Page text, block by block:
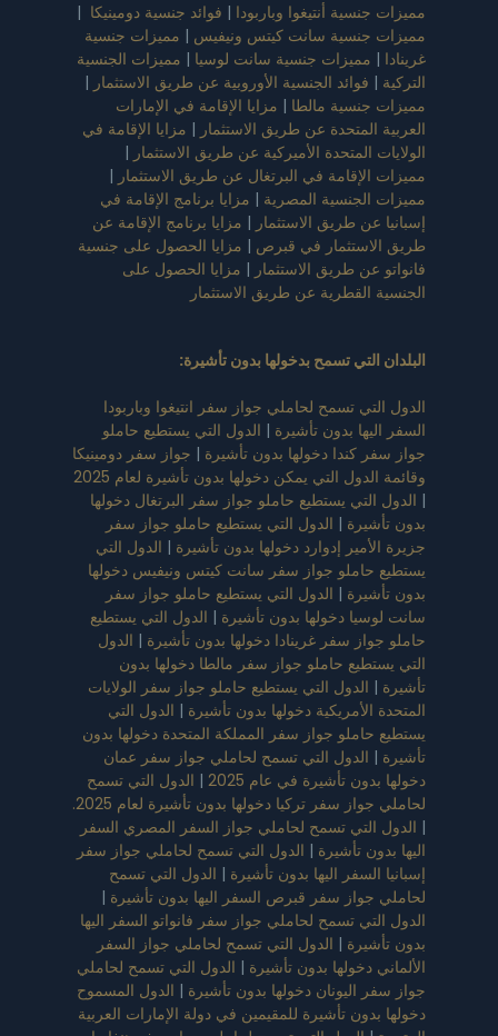
مميزات جنسية أنتيغوا وباربودا | فوائد جنسية دومينيكا |
مميزات جنسية سانت كيتس ونيفيس | مميزات جنسية
غرينادا | مميزات جنسية سانت لوسيا | مميزات الجنسية
التركية | فوائد الجنسية الأوروبية عن طريق الاستثمار |
مميزات جنسية مالطا | مزايا الإقامة في الإمارات
العربية المتحدة عن طريق الاستثمار | مزايا الإقامة في
الولايات المتحدة الأميركية عن طريق الاستثمار |
مميزات الإقامة في البرتغال عن طريق الاستثمار |
مميزات الجنسية المصرية | مزايا برنامج الإقامة في
إسبانيا عن طريق الاستثمار | مزايا برنامج الإقامة عن
طريق الاستثمار في قبرص | مزايا الحصول على جنسية
فانواتو عن طريق الاستثمار | مزايا الحصول على
الجنسية القطرية عن طريق الاستثمار
البلدان التي تسمح بدخولها بدون تأشيرة:
الدول التي تسمح لحاملي جواز سفر انتيغوا وباربودا
السفر اليها بدون تأشيرة | الدول التي يستطيع حاملو
جواز سفر كندا دخولها بدون تأشيرة | جواز سفر دومينيكا
وقائمة الدول التي يمكن دخولها بدون تأشيرة لعام 2025
| الدول التي يستطيع حاملو جواز سفر البرتغال دخولها
بدون تأشيرة | الدول التي يستطيع حاملو جواز سفر
جزيرة الأمير إدوارد دخولها بدون تأشيرة | الدول التي
يستطيع حاملو جواز سفر سانت كيتس ونيفيس دخولها
بدون تأشيرة | الدول التي يستطيع حاملو جواز سفر
سانت لوسيا دخولها بدون تأشيرة | الدول التي يستطيع
حاملو جواز سفر غرينادا دخولها بدون تأشيرة | الدول
التي يستطيع حاملو جواز سفر مالطا دخولها بدون
تأشيرة | الدول التي يستطيع حاملو جواز سفر الولايات
المتحدة الأمريكية دخولها بدون تأشيرة | الدول التي
يستطيع حاملو جواز سفر المملكة المتحدة دخولها بدون
تأشيرة | الدول التي تسمح لحاملي جواز سفر عمان
دخولها بدون تأشيرة في عام 2025
| الدول التي تسمح
لحاملي جواز سفر تركيا دخولها بدون تأشيرة لعام 2025.
| الدول التي تسمح لحاملي جواز السفر المصري السفر
اليها بدون تأشيرة | الدول التي تسمح لحاملي جواز سفر
إسبانيا السفر اليها بدون تأشيرة | الدول التي تسمح
لحاملي جواز سفر قبرص السفر اليها بدون تأشيرة |
الدول التي تسمح لحاملي جواز سفر فانواتو السفر اليها
بدون تأشيرة | الدول التي تسمح لحاملي جواز السفر
الألماني دخولها بدون تأشيرة | الدول التي تسمح لحاملي
جواز سفر اليونان دخولها بدون تأشيرة | الدول المسموح
دخولها بدون تأشيرة للمقيمين في دولة الإمارات العربية